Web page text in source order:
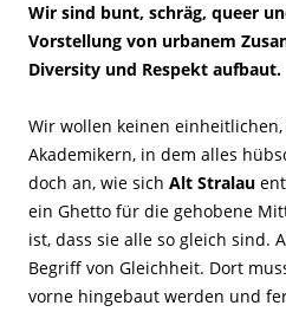
Wir sind bunt, schräg, queer
Vorstellung von urbanem
Diversity und Respekt aufbaut.
Wir wollen keinen einheitlichen,
Akademikern, in dem alles
doch an, wie sich Alt Stralau
ein Ghetto für die gehobene
ist, dass sie alle so gleich sind.
Begriff von Gleichheit. Dort
vorne hingebaut werden und